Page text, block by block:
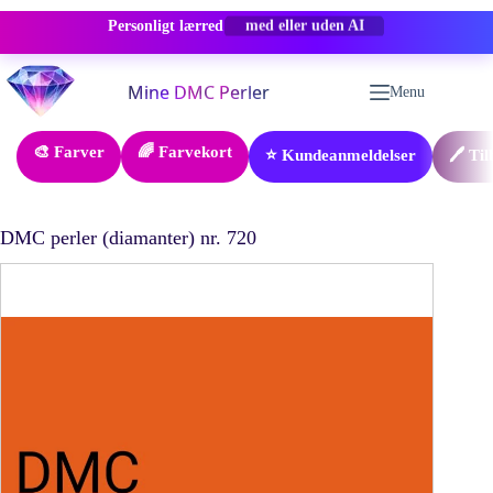
Personligt lærred -50% RABAT
Fortsæt
til
indhold
Menu
🎨 Farver 🌈 Farvekort ⭐ Kundeanmeldelser 🖊️
DMC perler (diamanter) nr. 720